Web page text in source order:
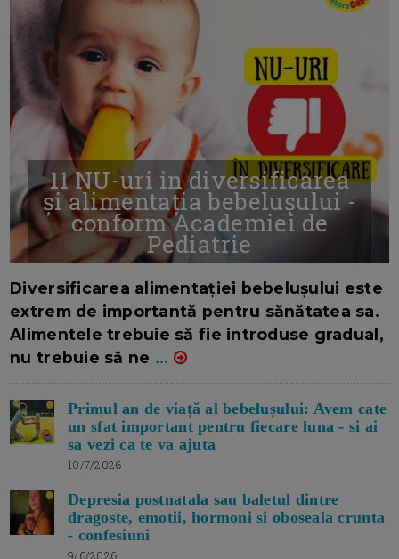
11 NU-uri in diversificarea
și alimentația bebelușului -
conform Academiei de
Pediatrie
Diversificarea alimentației bebelușului este
extrem de importantă pentru sănătatea sa.
Alimentele trebuie să fie introduse gradual,
nu trebuie să ne ...
Primul an de viață al bebelușului: Avem cate
un sfat important pentru fiecare luna - si ai
sa vezi ca te va ajuta
10/7/2026
Depresia postnatala sau baletul dintre
dragoste, emotii, hormoni si oboseala crunta
- confesiuni
9/6/2026